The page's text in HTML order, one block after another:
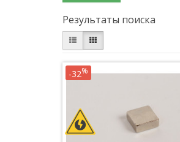
Результаты поиска
-32%